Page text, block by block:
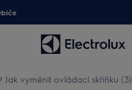
Jak vyměnit ovládací skříňku (3)